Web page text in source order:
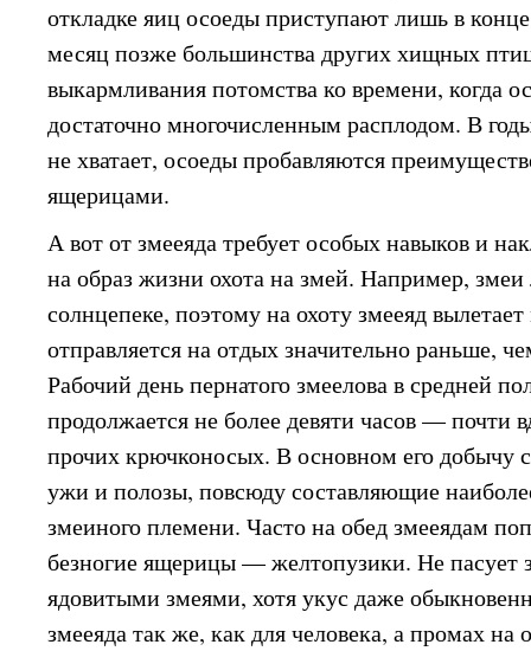
откладке яиц осоеды приступают лишь в
месяц позже большинства других хищных
выкармливания потомства ко времени, когда
достаточно многочисленным расплодом. В
не хватает, осоеды пробавляются
ящерицами.
А вот от змееяда требует особых навыков и
на образ жизни охота на змей. Например, змеи
солнцепеке, поэтому на охоту змееяд
отправляется на отдых значительно раньше,
Рабочий день пернатого змеелова в средней
продолжается не более девяти часов — почти
прочих крючконосых. В основном его добычу
ужи и полозы, повсюду составляющие
змеиного племени. Часто на обед змееядам
безногие ящерицы — желтопузики. Не пасует
ядовитыми змеями, хотя укус даже
змееяда так же, как для человека, а промах